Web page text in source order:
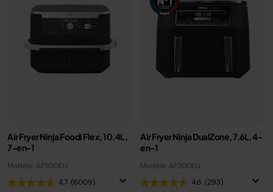
Air Fryer Ninja Foodi Flex, 10.4L,
7-en-1
Modèle: AF500EU
4.7 (6009)
Air Fryer Ninja DualZone, 7.6L, 4-
en-1
Modèle: AF200EU
4.6 (293)